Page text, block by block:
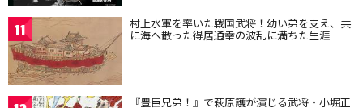
11 村上水軍を率いた戦国武将！幼い弟を支え、共
に海へ散った得居通幸の波乱に満ちた生涯
『豊臣兄弟！』で萩原護が演じる武将・小堀正